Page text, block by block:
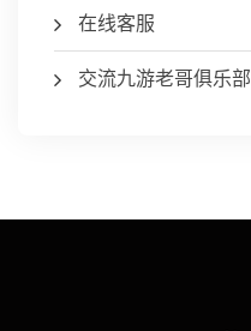
在线客服
交流九游老哥俱乐部